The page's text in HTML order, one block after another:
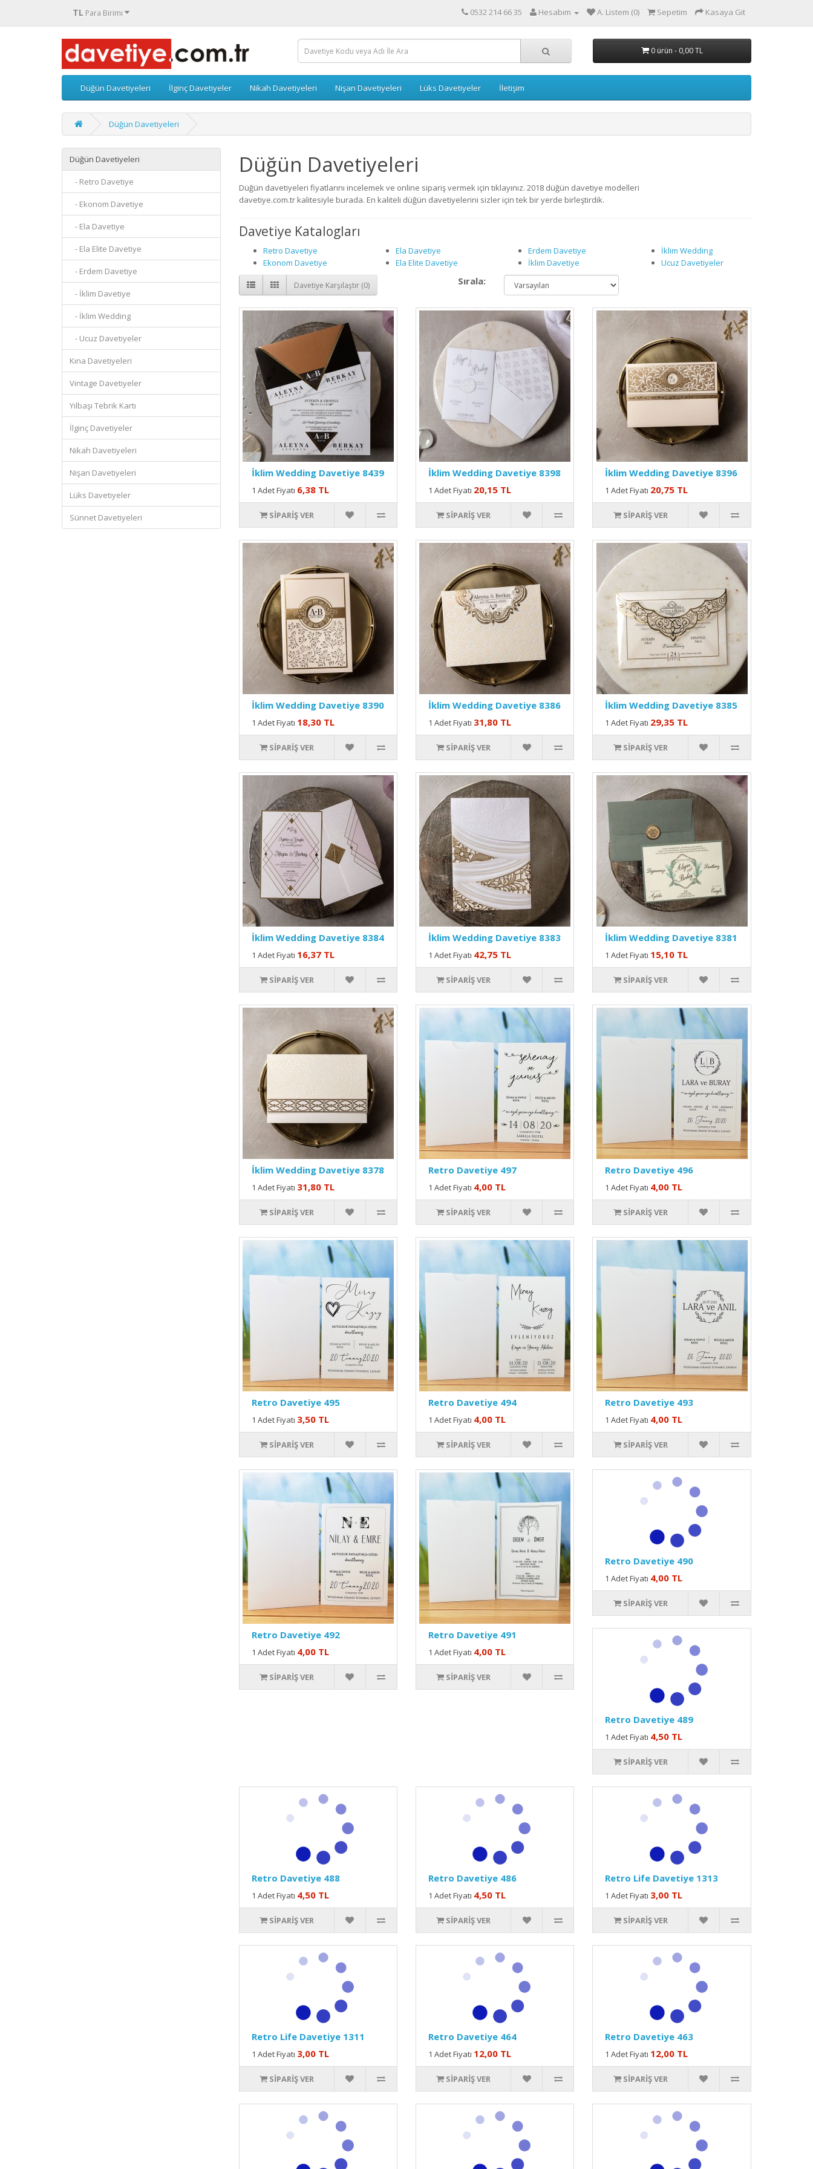
TL Para Birimi 0532 214 66 35 Hesabım A. Listem (0) Sepetim Kasaya Git
0 ürün - 0,00 TL
Düğün Davetiyeleri İlginç Davetiyeler Nikah Davetiyeleri Nişan Davetiyeleri Lüks Davetiyeler İletişim
Düğün Davetiyeleri
Düğün Davetiyeleri
- Retro Davetiye
- Ekonom Davetiye
- Ela Davetiye
- Ela Elite Davetiye
- Erdem Davetiye
- İklim Davetiye
- İklim Wedding
- Ucuz Davetiyeler
Kına Davetiyeleri
Vintage Davetiyeler
Yılbaşı Tebrik Kartı
İlginç Davetiyeler
Nikah Davetiyeleri
Nişan Davetiyeleri
Lüks Davetiyeler
Sünnet Davetiyeleri
Düğün Davetiyeleri
Düğün davetiyeleri fiyatlarını incelemek ve online sipariş vermek için tıklayınız. 2018 düğün davetiye modelleri
davetiye.com.tr kalitesiyle burada. En kaliteli düğün davetiyelerini sizler için tek bir yerde birleştirdik.
Davetiye Katalogları
Retro Davetiye
Ekonom Davetiye
Ela Davetiye
Ela Elite Davetiye
Erdem Davetiye
İklim Davetiye
İklim Wedding
Ucuz Davetiyeler
Davetiye Karşılaştır (0) Sırala:
İklim Wedding Davetiye 8439
1 Adet Fiyatı 6,38 TL
SIPARIŞ VER
İklim Wedding Davetiye 8398
1 Adet Fiyatı 20,15 TL
SIPARIŞ VER
İklim Wedding Davetiye 8396
1 Adet Fiyatı 20,75 TL
SIPARIŞ VER
İklim Wedding Davetiye 8390
1 Adet Fiyatı 18,30 TL
SIPARIŞ VER
İklim Wedding Davetiye 8386
1 Adet Fiyatı 31,80 TL
SIPARIŞ VER
İklim Wedding Davetiye 8385
1 Adet Fiyatı 29,35 TL
SIPARIŞ VER
İklim Wedding Davetiye 8384
1 Adet Fiyatı 16,37 TL
SIPARIŞ VER
İklim Wedding Davetiye 8383
1 Adet Fiyatı 42,75 TL
SIPARIŞ VER
İklim Wedding Davetiye 8381
1 Adet Fiyatı 15,10 TL
SIPARIŞ VER
İklim Wedding Davetiye 8378
1 Adet Fiyatı 31,80 TL
SIPARIŞ VER
Retro Davetiye 497
1 Adet Fiyatı 4,00 TL
SIPARIŞ VER
Retro Davetiye 496
1 Adet Fiyatı 4,00 TL
SIPARIŞ VER
Retro Davetiye 495
1 Adet Fiyatı 3,50 TL
SIPARIŞ VER
Retro Davetiye 494
1 Adet Fiyatı 4,00 TL
SIPARIŞ VER
Retro Davetiye 493
1 Adet Fiyatı 4,00 TL
SIPARIŞ VER
Retro Davetiye 492
1 Adet Fiyatı 4,00 TL
SIPARIŞ VER
Retro Davetiye 491
1 Adet Fiyatı 4,00 TL
SIPARIŞ VER
Retro Davetiye 490
1 Adet Fiyatı 4,00 TL
SIPARIŞ VER
Retro Davetiye 489
1 Adet Fiyatı 4,50 TL
SIPARIŞ VER
Retro Davetiye 488
1 Adet Fiyatı 4,50 TL
SIPARIŞ VER
Retro Davetiye 486
1 Adet Fiyatı 4,50 TL
SIPARIŞ VER
Retro Life Davetiye 1313
1 Adet Fiyatı 3,00 TL
SIPARIŞ VER
Retro Life Davetiye 1311
1 Adet Fiyatı 3,00 TL
SIPARIŞ VER
Retro Davetiye 464
1 Adet Fiyatı 12,00 TL
SIPARIŞ VER
Retro Davetiye 463
1 Adet Fiyatı 12,00 TL
SIPARIŞ VER